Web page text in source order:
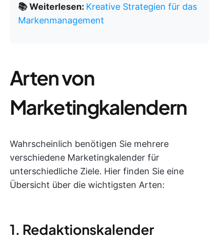
📚 Weiterlesen: Kreative Strategien für das
Markenmanagement
Arten von
Marketingkalendern
Wahrscheinlich benötigen Sie mehrere
verschiedene Marketingkalender für
unterschiedliche Ziele. Hier finden Sie eine
Übersicht über die wichtigsten Arten:
1. Redaktionskalender